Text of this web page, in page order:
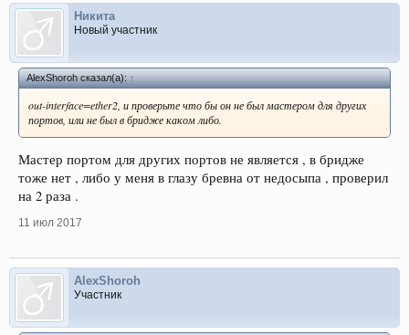
Никита
Новый участник
AlexShoroh сказал(а):↑
out-interface=ether2, и проверьте что бы он не был мастером для других
портов, или не был в бридже каком либо.
Мастер портом для других портов не является , в бридже
тоже нет , либо у меня в глазу бревна от недосыпа , проверил
на 2 раза .
11 июл 2017
AlexShoroh
Участник